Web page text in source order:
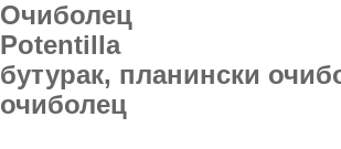
Очиболец
Potentilla
бутурак, планински
очиболец